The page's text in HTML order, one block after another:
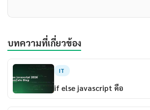
บทความที่เกี่ยวข้อง
IT
if else javascript คือ